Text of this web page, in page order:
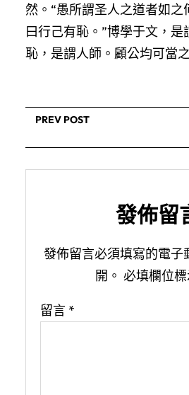
然。“愚所謂圣人之道者如之
曰行己有恥。”博學于文，是
恥，是謂人師。顧公均可當
PREV POST
發佈留
發佈留言必須填寫的電子
開。 必填欄位
留言 *